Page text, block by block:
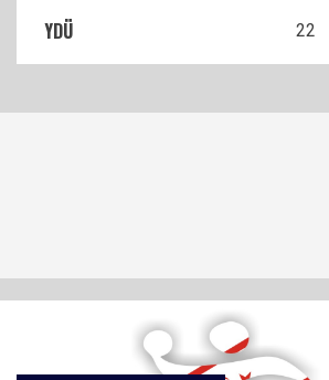
YDÜ 22